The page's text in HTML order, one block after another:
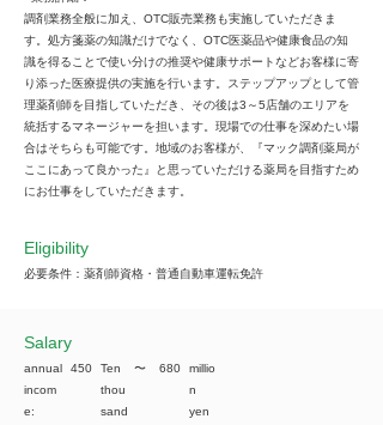
調剤業務全般に加え、OTC販売業務も実施していただきま
す。処方箋薬の知識だけでなく、OTC医薬品や健康食品の知
識を得ることで使い分けの推奨や健康サポートなどお客様に寄
り添った医療提供の実施を行います。ステップアップとして管
理薬剤師を目指していただき、その後は3～5店舗のエリアを
統括するマネージャーを担います。現場での仕事を深めたい場
合はそちらも可能です。地域のお客様が、『マック調剤薬局が
ここにあって良かった』と思っていただける薬局を目指すため
にお仕事をしていただきます。
Eligibility
必要条件：薬剤師資格・普通自動車運転免許
​Salary
annual
incom
e:
450
Ten
thou
sand
​〜 680
millio
n
yen